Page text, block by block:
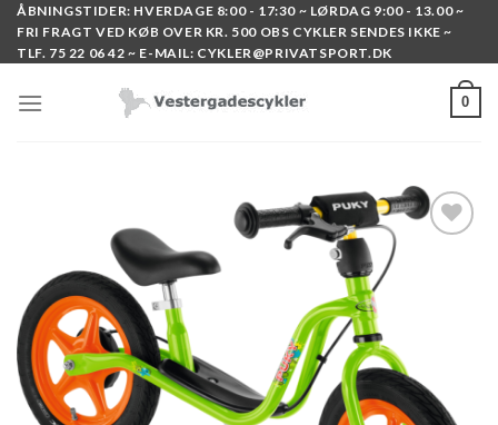
Skip
content
ÅBNINGSTIDER: HVERDAGE 8:00 - 17:30 ~ LØRDAG 9:00 - 13.00 ~
FRI FRAGT VED KØB OVER KR. 500 OBS CYKLER SENDES IKKE ~
TLF. 75 22 06 42 ~ E-MAIL: CYKLER@PRIVATSPORT.DK
0